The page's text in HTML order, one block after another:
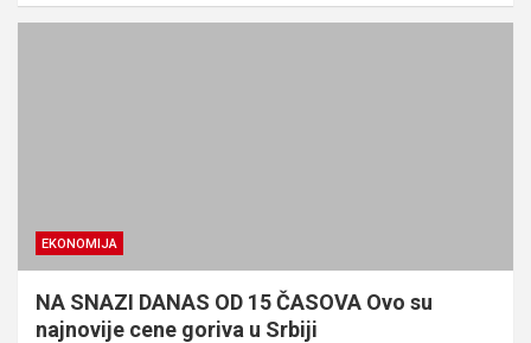
EKONOMIJA
NA SNAZI DANAS OD 15 ČASOVA Ovo su
najnovije cene goriva u Srbiji